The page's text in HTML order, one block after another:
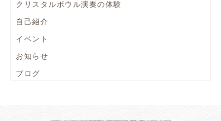
クリスタルボウル演奏の体験
自己紹介
イベント
お知らせ
ブログ